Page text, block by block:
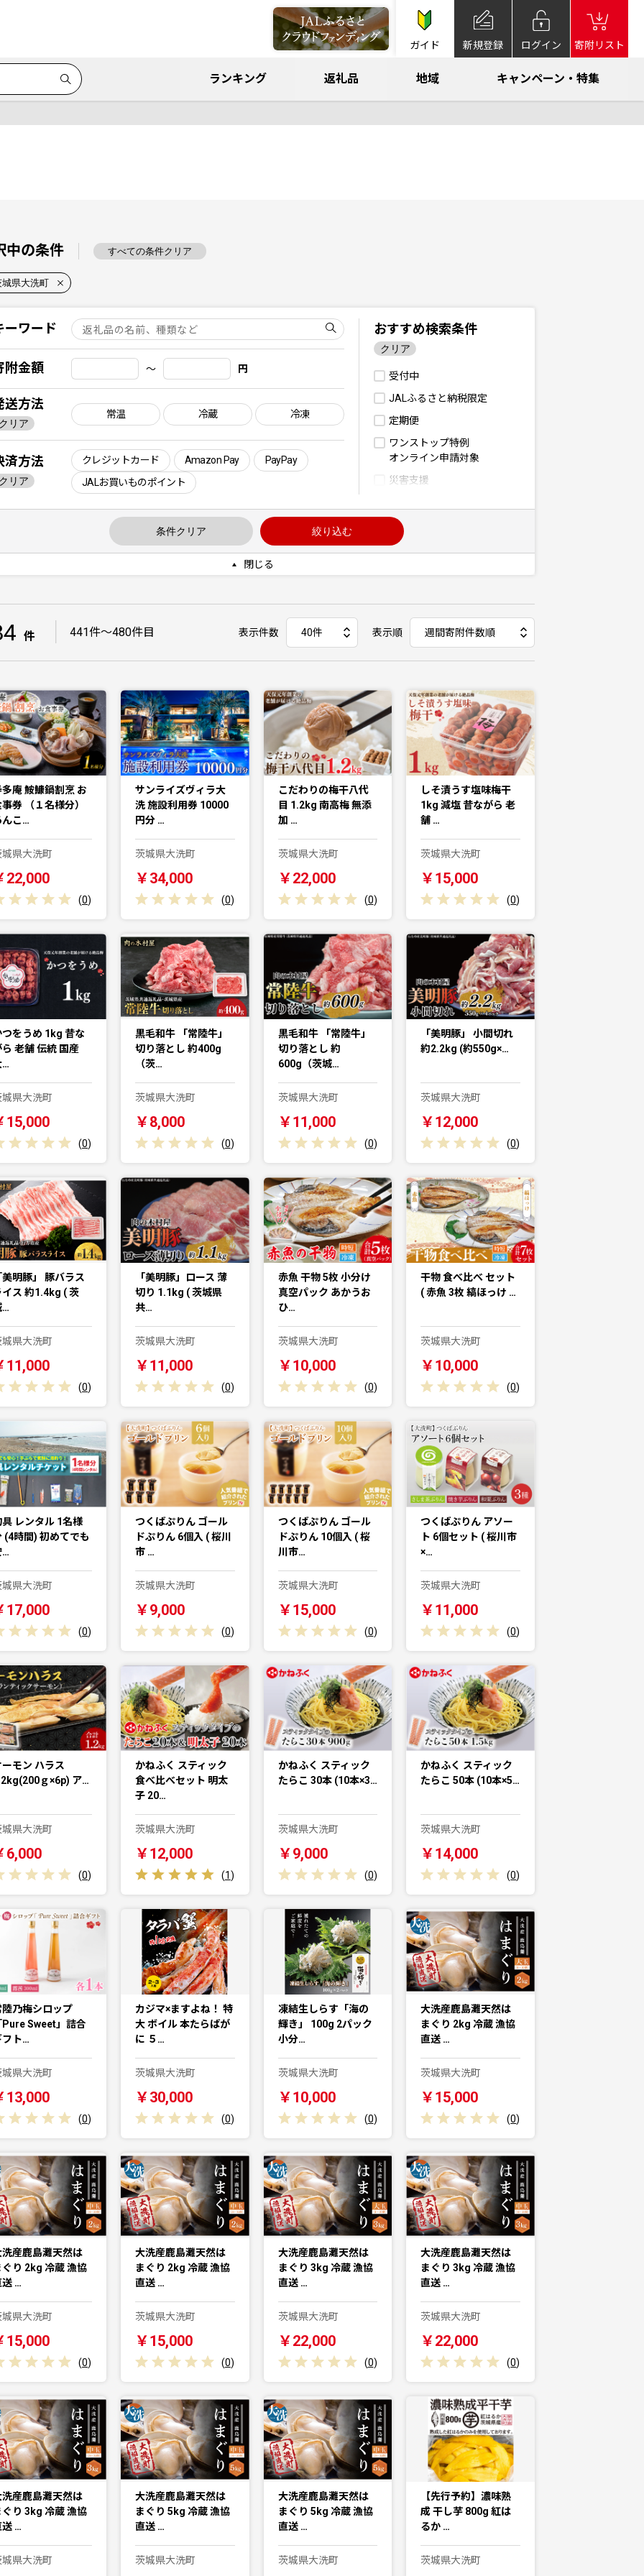
ガイド 新規登録 ログイン 寄附リスト
ランキング 返礼品 地域 キャンペーン・特集
中の条件 すべての条件クリア
城県大洗町
ーワード
附金額 〜 円
送方法
リア
常温 冷蔵 冷凍
済方法
リア
クレジットカード Amazon Pay
PayPay
JALお買いものポイント
おすすめ検索条件
クリア
受付中
JALふるさと納税限定
定期便
ワンストップ特例
オンライン申請対象
災害支援
条件クリア 絞り込む
閉じる
件 441件〜480件目 表示件数 表示順
多庵 鮟鱇鍋割烹 お
券 （１名様分）
んこ…
城県大洗町
22,000
(0)
サンライズヴィラ大
洗 施設利用券 10000
円分 …
茨城県大洗町
￥34,000
(0)
こだわりの梅干八代
目 1.2kg 南高梅 無添
加 …
茨城県大洗町
￥22,000
(0)
しそ漬うす塩味梅干
1kg 減塩 昔ながら 老
舗 …
茨城県大洗町
￥15,000
(0)
つをうめ 1kg 昔な
ら 老舗 伝統 国産
…
城県大洗町
15,000
(0)
黒毛和牛 「常陸牛」
切り落とし 約400g
（茨…
茨城県大洗町
￥8,000
(0)
黒毛和牛 「常陸牛」
切り落とし 約
600g（茨城…
茨城県大洗町
￥11,000
(0)
「美明豚」 小間切れ
約2.2kg (約550g×…
茨城県大洗町
￥12,000
(0)
美明豚」 豚バラス
イス 約1.4kg ( 茨
…
城県大洗町
11,000
(0)
「美明豚」ロース 薄
切り 1.1kg ( 茨城県
共…
茨城県大洗町
￥11,000
(0)
赤魚 干物 5枚 小分け
真空パック あかうお
ひ…
茨城県大洗町
￥10,000
(0)
干物 食べ比べ セット
( 赤魚 3枚 縞ほっけ …
茨城県大洗町
￥10,000
(0)
具 レンタル 1名様
(4時間) 初めてでも
…
城県大洗町
17,000
(0)
つくばぷりん ゴール
ドぷりん 6個入 ( 桜川
市 …
茨城県大洗町
￥9,000
(0)
つくばぷりん ゴール
ドぷりん 10個入 ( 桜
川市…
茨城県大洗町
￥15,000
(0)
つくばぷりん アソー
ト 6個セット ( 桜川市
×…
茨城県大洗町
￥11,000
(0)
ーモン ハラス
ｇ×6p) ア…
城県大洗町
6,000
(0)
かねふく スティック
食べ比べセット 明太
子 20…
茨城県大洗町
￥12,000
(1)
かねふく スティック
たらこ 30本 (10本×3…
茨城県大洗町
￥9,000
(0)
かねふく スティック
たらこ 50本 (10本×5…
茨城県大洗町
￥14,000
(0)
陸乃梅シロップ
Pure Sweet」詰合
フト…
城県大洗町
13,000
(0)
カジマ×ますよね！ 特
大 ボイル 本たらばが
に ５…
茨城県大洗町
￥30,000
(0)
凍結生しらす「海の
輝き」 100g 2パック
小分…
茨城県大洗町
￥10,000
(0)
大洗産鹿島灘天然は
まぐり 2kg 冷蔵 漁協
直送 …
茨城県大洗町
￥15,000
(0)
洗産鹿島灘天然は
ぐり 2kg 冷蔵 漁協
送 …
城県大洗町
15,000
(0)
大洗産鹿島灘天然は
まぐり 2kg 冷蔵 漁協
直送 …
茨城県大洗町
￥15,000
(0)
大洗産鹿島灘天然は
まぐり 3kg 冷蔵 漁協
直送 …
茨城県大洗町
￥22,000
(0)
大洗産鹿島灘天然は
まぐり 3kg 冷蔵 漁協
直送 …
茨城県大洗町
￥22,000
(0)
洗産鹿島灘天然は
ぐり 3kg 冷蔵 漁協
送 …
城県大洗町
大洗産鹿島灘天然は
まぐり 5kg 冷蔵 漁協
直送 …
茨城県大洗町
大洗産鹿島灘天然は
まぐり 5kg 冷蔵 漁協
直送 …
茨城県大洗町
【先行予約】濃味熟
成 干し芋 800g 紅は
るか …
茨城県大洗町